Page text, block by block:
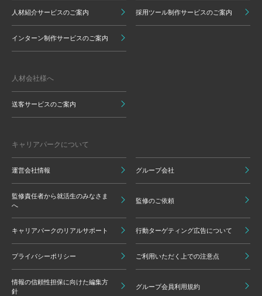
人材紹介サービスのご案内 採用ツール制作サービスのご案内
インターン制作サービスのご案内
人材会社様へ
送客サービスのご案内
キャリアパークについて
運営会社情報 グループ会社
監修責任者から就活生のみなさま
へ
監修のご依頼
キャリアパークのリアルサポート 行動ターゲティング広告について
プライバシーポリシー ご利用いただく上での注意点
情報の信頼性担保に向けた編集方
針
グループ会員利用規約